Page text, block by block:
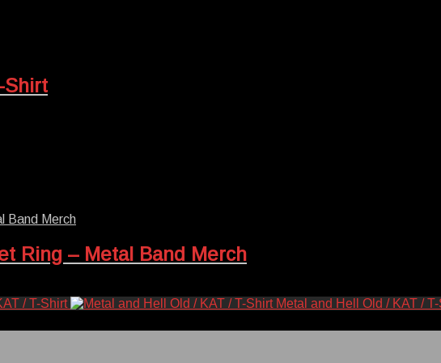
Shirt
Ring – Metal Band Merch
/ T-Shirt Metal and Hell Old / KAT /